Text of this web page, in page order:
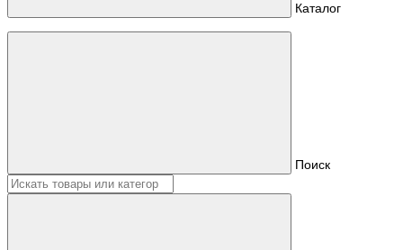
Каталог
Поиск